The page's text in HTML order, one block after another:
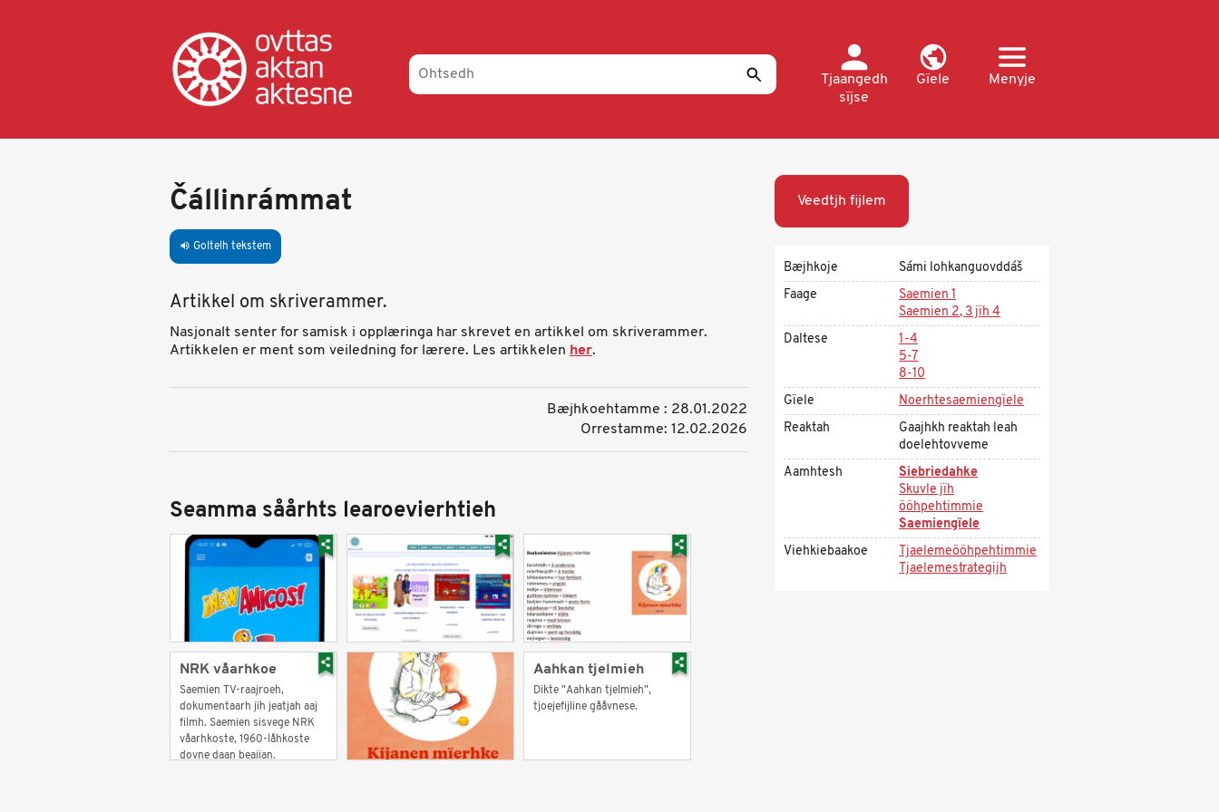
Tjaangedh
sïjse
Gïele Menyje
Čállinrámmat
volume_up Goltelh tekstem
Artikkel om skriverammer.
Nasjonalt senter for samisk i opplæringa har skrevet en artikkel om skriverammer.
Artikkelen er ment som veiledning for lærere. Les artikkelen her.
Bæjhkoehtamme : 28.01.2022
Orrestamme: 12.02.2026
Seamma såårhts learoevierhtieh
NRK våarhkoe
Saemien TV-raajroeh,
dokumentaarh jïh jeatjah aaj
filmh. Saemien sisvege NRK
våarhkoste, 1960-låhkoste
dovne daan beajjan.
Aahkan tjelmieh
Dikte "Aahkan tjelmieh",
tjoejefijline gååvnese.
Veedtjh fijlem
Bæjhkoje
Sámi lohkanguovddáš
Faage
Saemien 1
Saemien 2, 3 jïh 4
Daltese
1-4
5-7
8-10
Gïele
Noerhtesaemiengïele
Reaktah
Gaajhkh reaktah leah
doelehtovveme
Aamhtesh
Siebriedahke
Skuvle jïh
ööhpehtimmie
Saemiengïele
Viehkiebaakoe
Tjaelemeööhpehtimmie
Tjaelemestrategijh